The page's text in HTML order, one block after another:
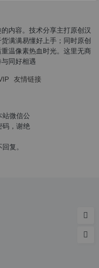
内容。技术分享主打原创汉
满满易懂好上手；同时原创
温像素热血时光。这里无商
同好相遇
友情链接
站微信公
码，谢绝
复。